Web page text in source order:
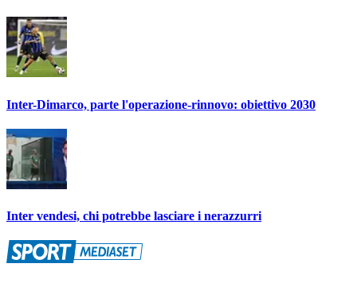
Inter-Dimarco, parte l'operazione-rinnovo: obiettivo 2030
Inter vendesi, chi potrebbe lasciare i nerazzurri